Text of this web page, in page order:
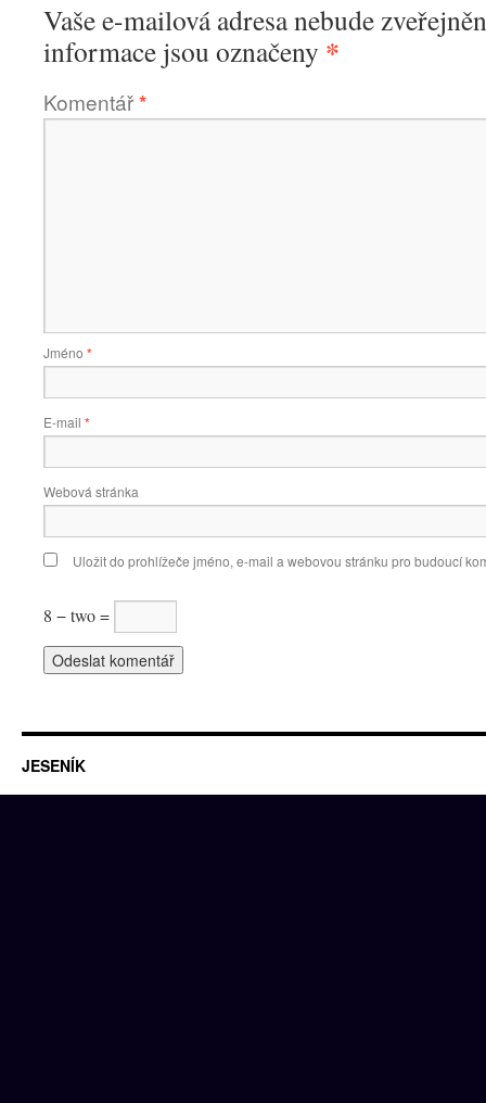
Vaše e-mailová adresa nebude
informace jsou označeny *
Komentář*
Jméno *
E-mail *
Webová stránka
Uložit do prohlížeče jméno, e-mail a webovou stránku pro budoucí
8 − two =
JESENÍK